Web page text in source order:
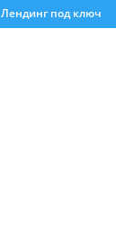
Лендинг под ключ